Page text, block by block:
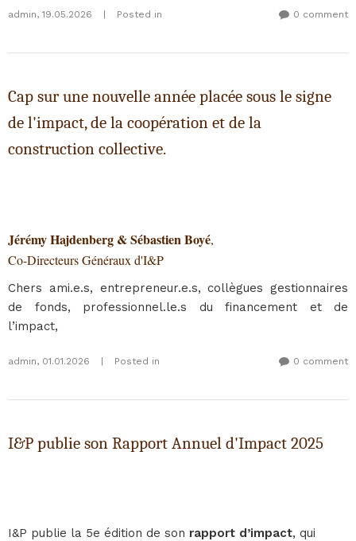
admin, 19.05.2026 Posted in 0 comment
Cap sur une nouvelle année placée sous le signe
de l'impact, de la coopération et de la
construction collective.
Jérémy Hajdenberg & Sébastien Boyé,
Co-Directeurs Généraux d'I&P
Chers ami.e.s, entrepreneur.e.s, collègues gestionnaires
de fonds, professionnel.le.s du financement et de
l’impact,
admin, 01.01.2026 Posted in 0 comment
I&P publie son Rapport Annuel d'Impact 2025
I&P publie la 5e édition de son rapport d’impact, qui